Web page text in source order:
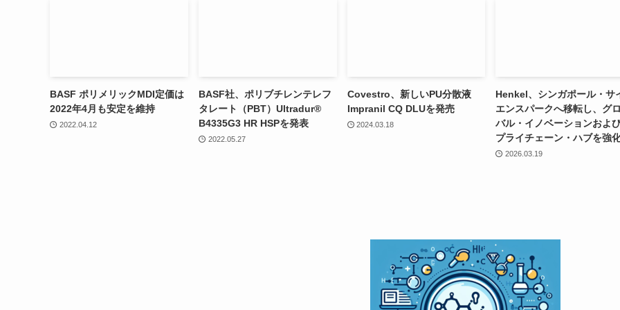
BASF ポリメリックMDI定価は
2022年4月も安定を維持
2022.04.12
BASF社、ポリブチレンテレフ
タレート（PBT）Ultradur®
B4335G3 HR HSPを発表
2022.05.27
Covestro、新しいPU分散液
Impranil CQ DLUを発売
2024.03.18
Henkel、シンガポール・サ
エンスパークへ移転し、グ
バル・イノベーションおよ
プライチェーン・ハブを強
2026.03.19